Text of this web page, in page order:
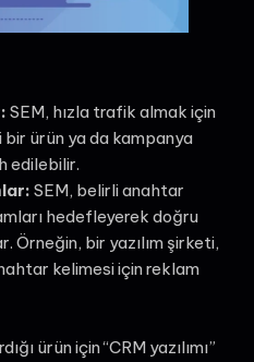
SEM, hızla trafik almak için
bir ürün ya da kampanya
edilebilir.
SEM, belirli anahtar
hedefleyerek doğru
Örneğin, bir yazılım şirketi,
kelimesi için reklam
ürün için “CRM yazılımı”